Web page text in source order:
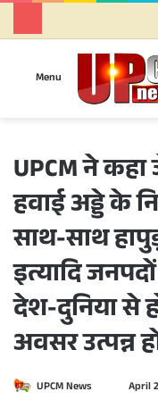
Menu
UPCM ने कहा
हवाई अड्डे के
साथ-साथ
इत्यादि
देश-दुनिया से
अवसर उत्पन्न
UPCM News April